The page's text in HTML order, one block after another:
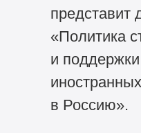
представит
«Политика
и
в Россию».